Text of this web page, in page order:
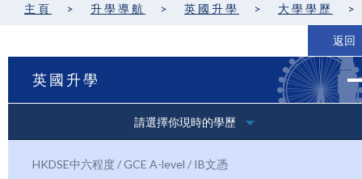
主頁 > 升學導航 > 英國升學 > 大學學歷
返回
英國升學
請選擇你現時的學歷
HKDSE中六程度 / GCE A-level / IB文憑